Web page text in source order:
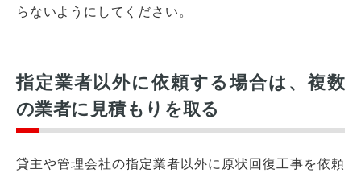
らないようにしてください。
指定業者以外に依頼する場合は、複数
の業者に見積もりを取る
貸主や管理会社の指定業者以外に原状回復工事を依頼